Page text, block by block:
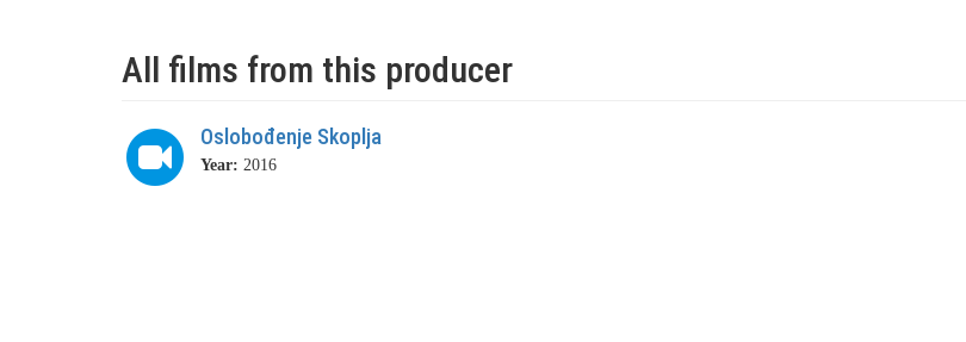
All films from this producer
Oslobođenje Skoplja
Year: 2016